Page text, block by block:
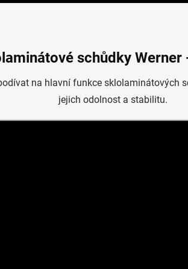
schůdky Werner
na hlavní funkce sklolaminátových
jejich odolnost a stabilitu.